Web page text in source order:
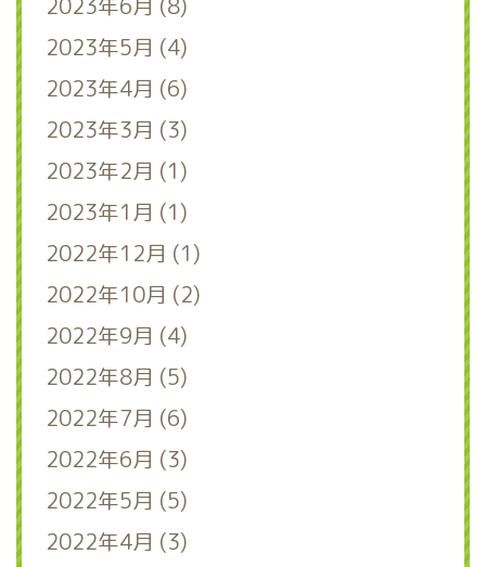
2023年6月 (8)
2023年5月 (4)
2023年4月 (6)
2023年3月 (3)
2023年2月 (1)
2023年1月 (1)
2022年12月 (1)
2022年10月 (2)
2022年9月 (4)
2022年8月 (5)
2022年7月 (6)
2022年6月 (3)
2022年5月 (5)
2022年4月 (3)